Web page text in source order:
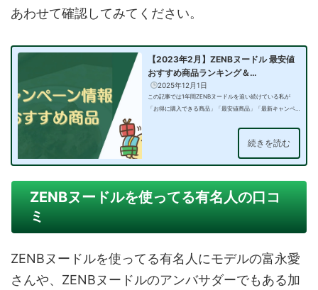
あわせて確認してみてください。
【2023年2月】ZENBヌードル 最安値
おすすめ商品ランキング＆…
2025年12月1日
この記事では1年間ZENBヌードルを追い続けている私が
「お得に購入できる商品」「最安値商品」「最新キャンペ
続きを読む
ZENBヌードルを使ってる有名人の口コ
ミ
ZENBヌードルを使ってる有名人にモデルの富永愛
さんや、ZENBヌードルのアンバサダーでもある加